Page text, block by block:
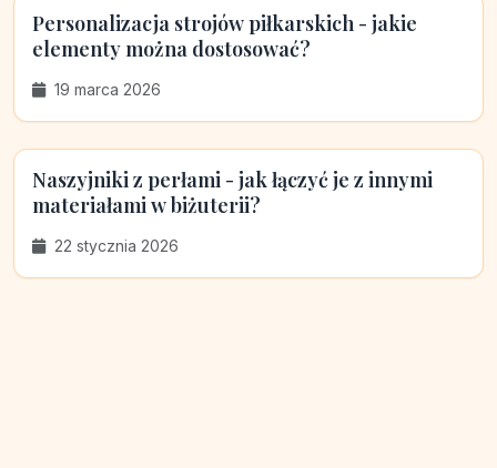
Personalizacja strojów piłkarskich - jakie
elementy można dostosować?
19 marca 2026
Naszyjniki z perłami - jak łączyć je z innymi
materiałami w biżuterii?
22 stycznia 2026